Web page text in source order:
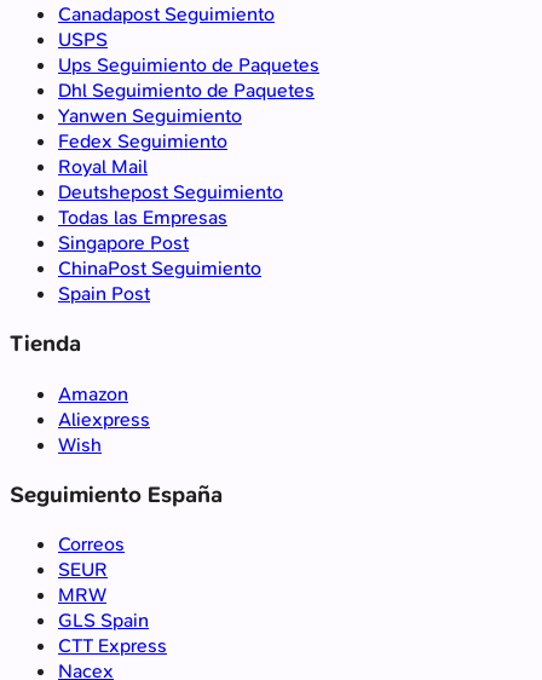
Canadapost Seguimiento
USPS
Ups Seguimiento de Paquetes
Dhl Seguimiento de Paquetes
Yanwen Seguimiento
Fedex Seguimiento
Royal Mail
Deutshepost Seguimiento
Todas las Empresas
Singapore Post
ChinaPost Seguimiento
Spain Post
Tienda
Amazon
Aliexpress
Wish
Seguimiento España
Correos
SEUR
MRW
GLS Spain
CTT Express
Nacex